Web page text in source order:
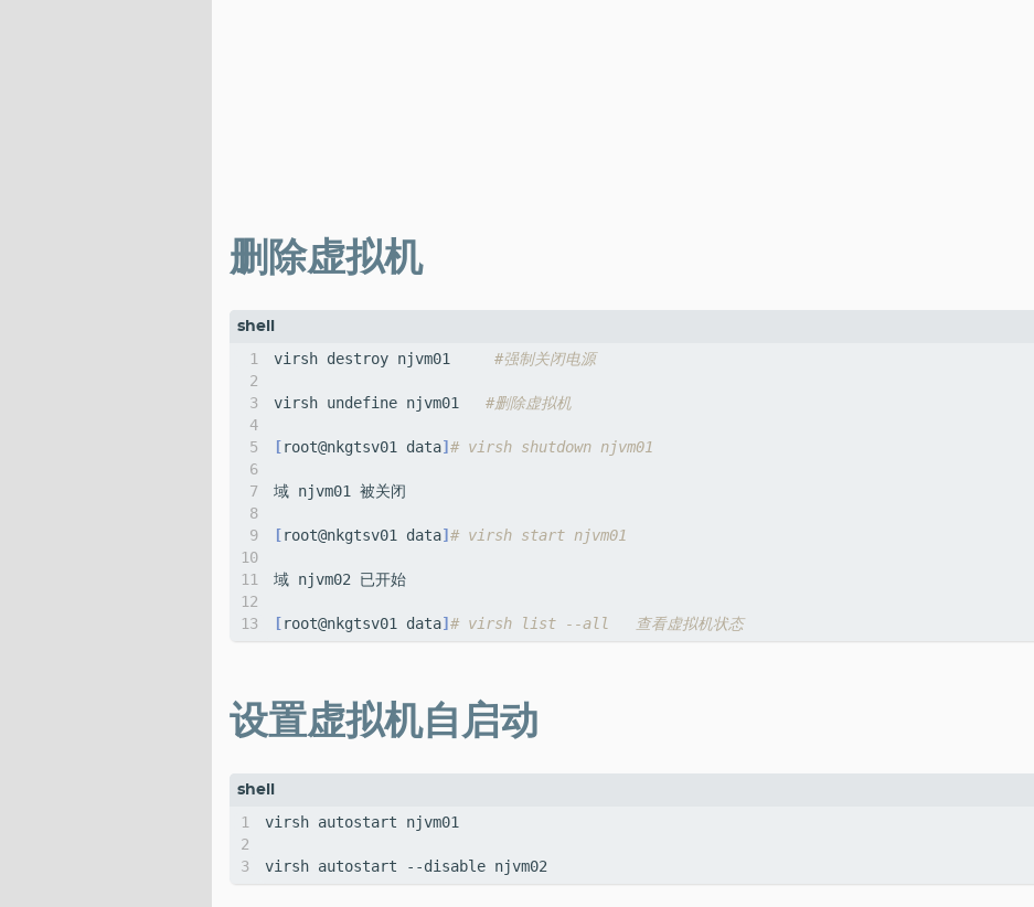
删除虚拟机
1
4
6
7
8
9
10
11
virsh destroy njvm01 #强制关闭电源
virsh undefine njvm01 #删除虚拟机
[root@nkgtsv01 data] # virsh shutdown njvm01
[root@nkgtsv01 data] # virsh start njvm01
[root@nkgtsv01 data] # virsh list --all   查看虚拟机状态
设置虚拟机自启动